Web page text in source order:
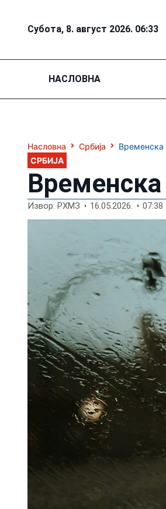
Субота, 8. август 2026. 06:33
НАСЛОВНА
Насловна Србија
Временска
СРБИЈА
Временска
Извор: РХМЗ 16.05.2026. 07:38